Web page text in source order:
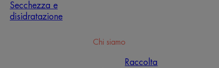
Secchezza e
disidratazione
Chi siamo
Raccolta